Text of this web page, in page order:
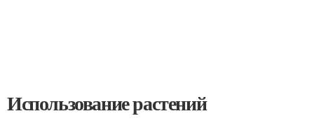
Использование растений